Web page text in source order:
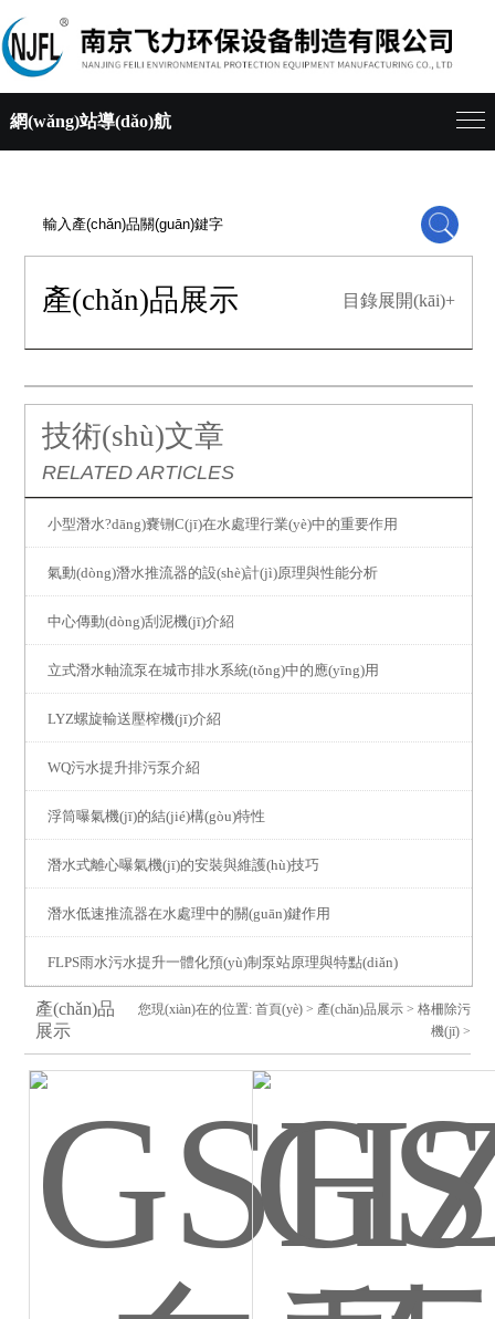
網(wǎng)站導(dǎo)航
產(chǎn)品展示 目錄展開(kāi)+
技術(shù)文章
RELATED ARTICLES
小型潛水?dāng)嚢铏C(jī)在水處理行業(yè)中的重要作用
氣動(dòng)潛水推流器的設(shè)計(jì)原理與性能分析
中心傳動(dòng)刮泥機(jī)介紹
立式潛水軸流泵在城市排水系統(tǒng)中的應(yīng)用
LYZ螺旋輸送壓榨機(jī)介紹
WQ污水提升排污泵介紹
浮筒曝氣機(jī)的結(jié)構(gòu)特性
潛水式離心曝氣機(jī)的安裝與維護(hù)技巧
潛水低速推流器在水處理中的關(guān)鍵作用
FLPS雨水污水提升一體化預(yù)制泵站原理與特點(diǎn)
產(chǎn)品
展示
您現(xiàn)在的位置: 首頁(yè)> 產(chǎn)品展示> 格柵除污
機(jī)>